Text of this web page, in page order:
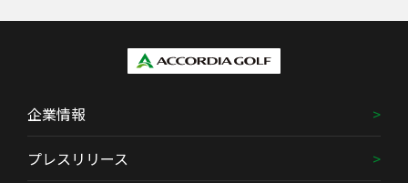
企業情報
プレスリリース